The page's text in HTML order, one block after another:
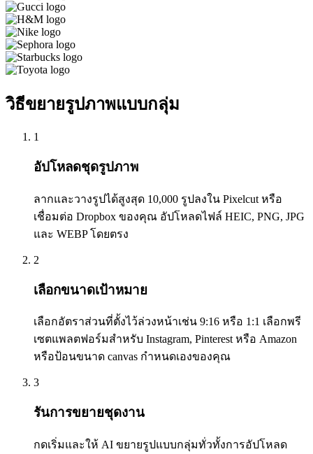
วิธีขยายรูปภาพแบบกลุ่ม
1
อัปโหลดชุดรูปภาพ
ลากและวางรูปได้สูงสุด 10,000 รูปลงใน Pixelcut หรือ
เชื่อมต่อ Dropbox ของคุณ อัปโหลดไฟล์ HEIC, PNG, JPG
และ WEBP โดยตรง
2
เลือกขนาดเป้าหมาย
เลือกอัตราส่วนที่ตั้งไว้ล่วงหน้าเช่น 9:16 หรือ 1:1 เลือกพรี
เซตแพลตฟอร์มสำหรับ Instagram, Pinterest หรือ Amazon
หรือป้อนขนาด canvas กำหนดเองของคุณ
3
รันการขยายชุดงาน
กดเริ่มและให้ AI ขยายรูปแบบกลุ่มทั่วทั้งการอัปโหลด